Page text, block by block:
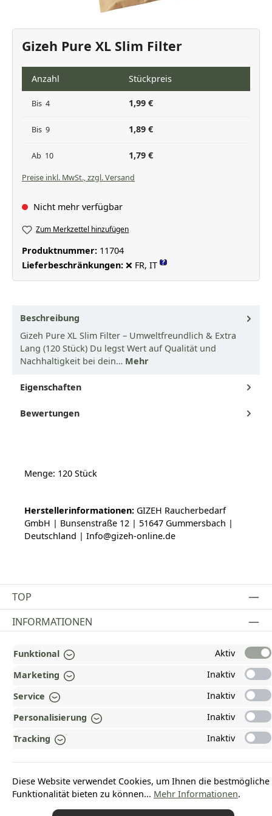
Gizeh Pure XL Slim Filter
Anzahl Stückpreis
Bis 4 1,99 €
Bis 9 1,89 €
Ab 10 1,79 €
Preise inkl. MwSt., zzgl. Versand
Nicht mehr verfügbar
Zum Merkzettel hinzufügen
Produktnummer: 11704
Lieferbeschränkungen: ❌ FR, IT ?
Beschreibung
Gizeh Pure XL Slim Filter – Umweltfreundlich & Extra
Lang (120 Stück) Du legst Wert auf Qualität und
Nachhaltigkeit bei dein… Mehr
Eigenschaften
Bewertungen
Menge: 120 Stück
Herstellerinformationen: GIZEH Raucherbedarf
GmbH | Bunsenstraße 12 | 51647 Gummersbach |
Deutschland | Info@gizeh-online.de
TOP
Vertrag widerrufen
INFORMATIONEN
GESETZLICHE INFORMATIONEN
ZAHLUNGS- UND VERSANDARTEN
AUSGEZEICHNET UND ZERTIFIZIERT!
WARUM HEAD-SHOP.DE?
UNSERE COMMUNITIES
Funktional
Aktiv
Marketing
Inaktiv
Service
Inaktiv
Personalisierung
Inaktiv
Tracking
Inaktiv
Diese Website verwendet Cookies, um Ihnen die bestmögliche
Funktionalität bieten zu können... Mehr Informationen.